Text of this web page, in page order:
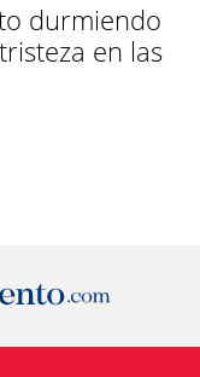
durmiendo
en las